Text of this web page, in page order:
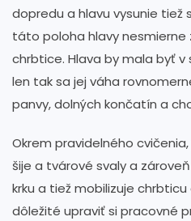
dopredu a hlavu vysunie tiež
táto poloha hlavy nesmierne
chrbtice. Hlava by mala byť
len tak sa jej váha
panvy, dolných končatín a
Okrem pravidelného
šije a tvárové svaly a
krku a tiež mobilizuje
dôležité upraviť si pracovné